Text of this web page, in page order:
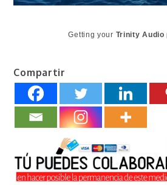
Getting your Trinity Audio
Compartir